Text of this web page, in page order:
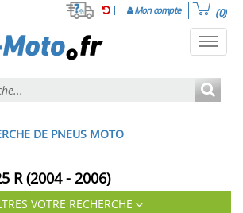
Mon compte (0)
DE PNEUS MOTO
R (2004 - 2006)
VOTRE RECHERCHE